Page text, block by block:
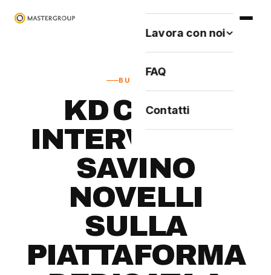
Lavora con noi
FAQ
Contatti
BUSINESS
KD CUBE:
INTERVISTA A
SAVINO
NOVELLI
SULLA
PIATTAFORMA